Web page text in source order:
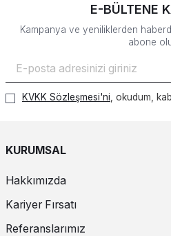
E-BÜLTENE
Kampanya ve yeniliklerden
abone
KVKK Sözleşmesi'ni, okudum,
KURUMSAL
Hakkımızda
Kariyer Fırsatı
Referanslarımız